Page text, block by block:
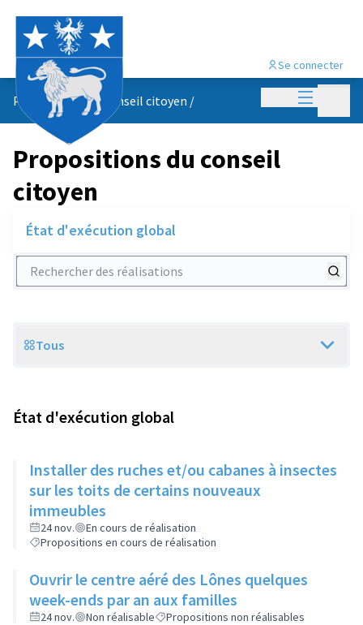
Menu
Se connecter
Propositions du conseil citoyen /
Propositions du conseil
citoyen
État d'exécution global
Rechercher des réalisations
Scope
Tous
État d'exécution global
Installer des ruches et/ou cabanes à insectes
sur les toits de certains nouveaux
immeubles
24 nov.
En cours de réalisation
Propositions en cours de réalisation
Ouvrir le centre aéré des Lônes quelques
week-ends par an aux familles
24 nov. Non réalisable Propositions non réalisables